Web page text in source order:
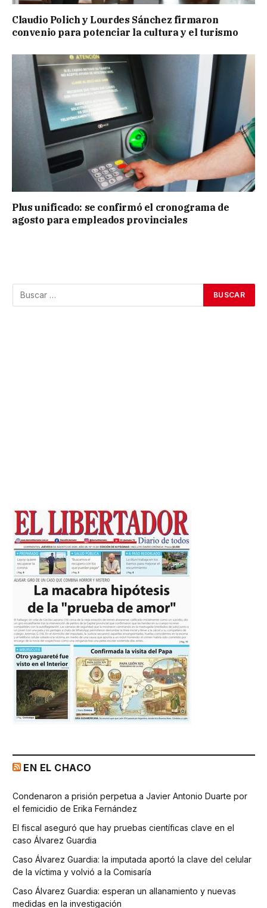
Claudio Polich y Lourdes Sánchez firmaron
convenio para potenciar la cultura y el turismo
Plus unificado: se confirmó el cronograma de
agosto para empleados provinciales
EN EL CHACO
Condenaron a prisión perpetua a Javier Antonio Duarte por
el femicidio de Erika Fernández
El fiscal aseguró que hay pruebas científicas clave en el
caso Álvarez Guardia
Caso Álvarez Guardia: la imputada aportó la clave del celular
de la víctima y volvió a la Comisaría
Caso Álvarez Guardia: esperan un allanamiento y nuevas
medidas en la investigación